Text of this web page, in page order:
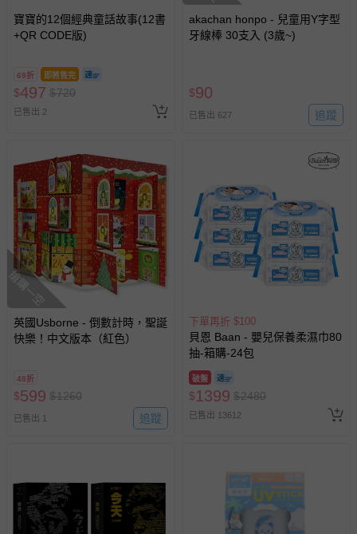
寶寶的12個經典童話故事(12書
+QR CODE版)
69折 即將售完
$497 $720
已售出 2
akachan honpo - 兒童用Y字型
牙線棒 30支入 (3歲~)
$90
已售出 627 追蹤
搶購一空
英國Usborne - 倒數計時，聖誕
快樂！中文版本（紅色）
48折
$599 $1260
已售出 1 追蹤
下單再折 $100
貝恩 Baan - 嬰兒保養柔濕巾80
抽-箱購-24包
破盤
$1399 $2480
已售出 13612